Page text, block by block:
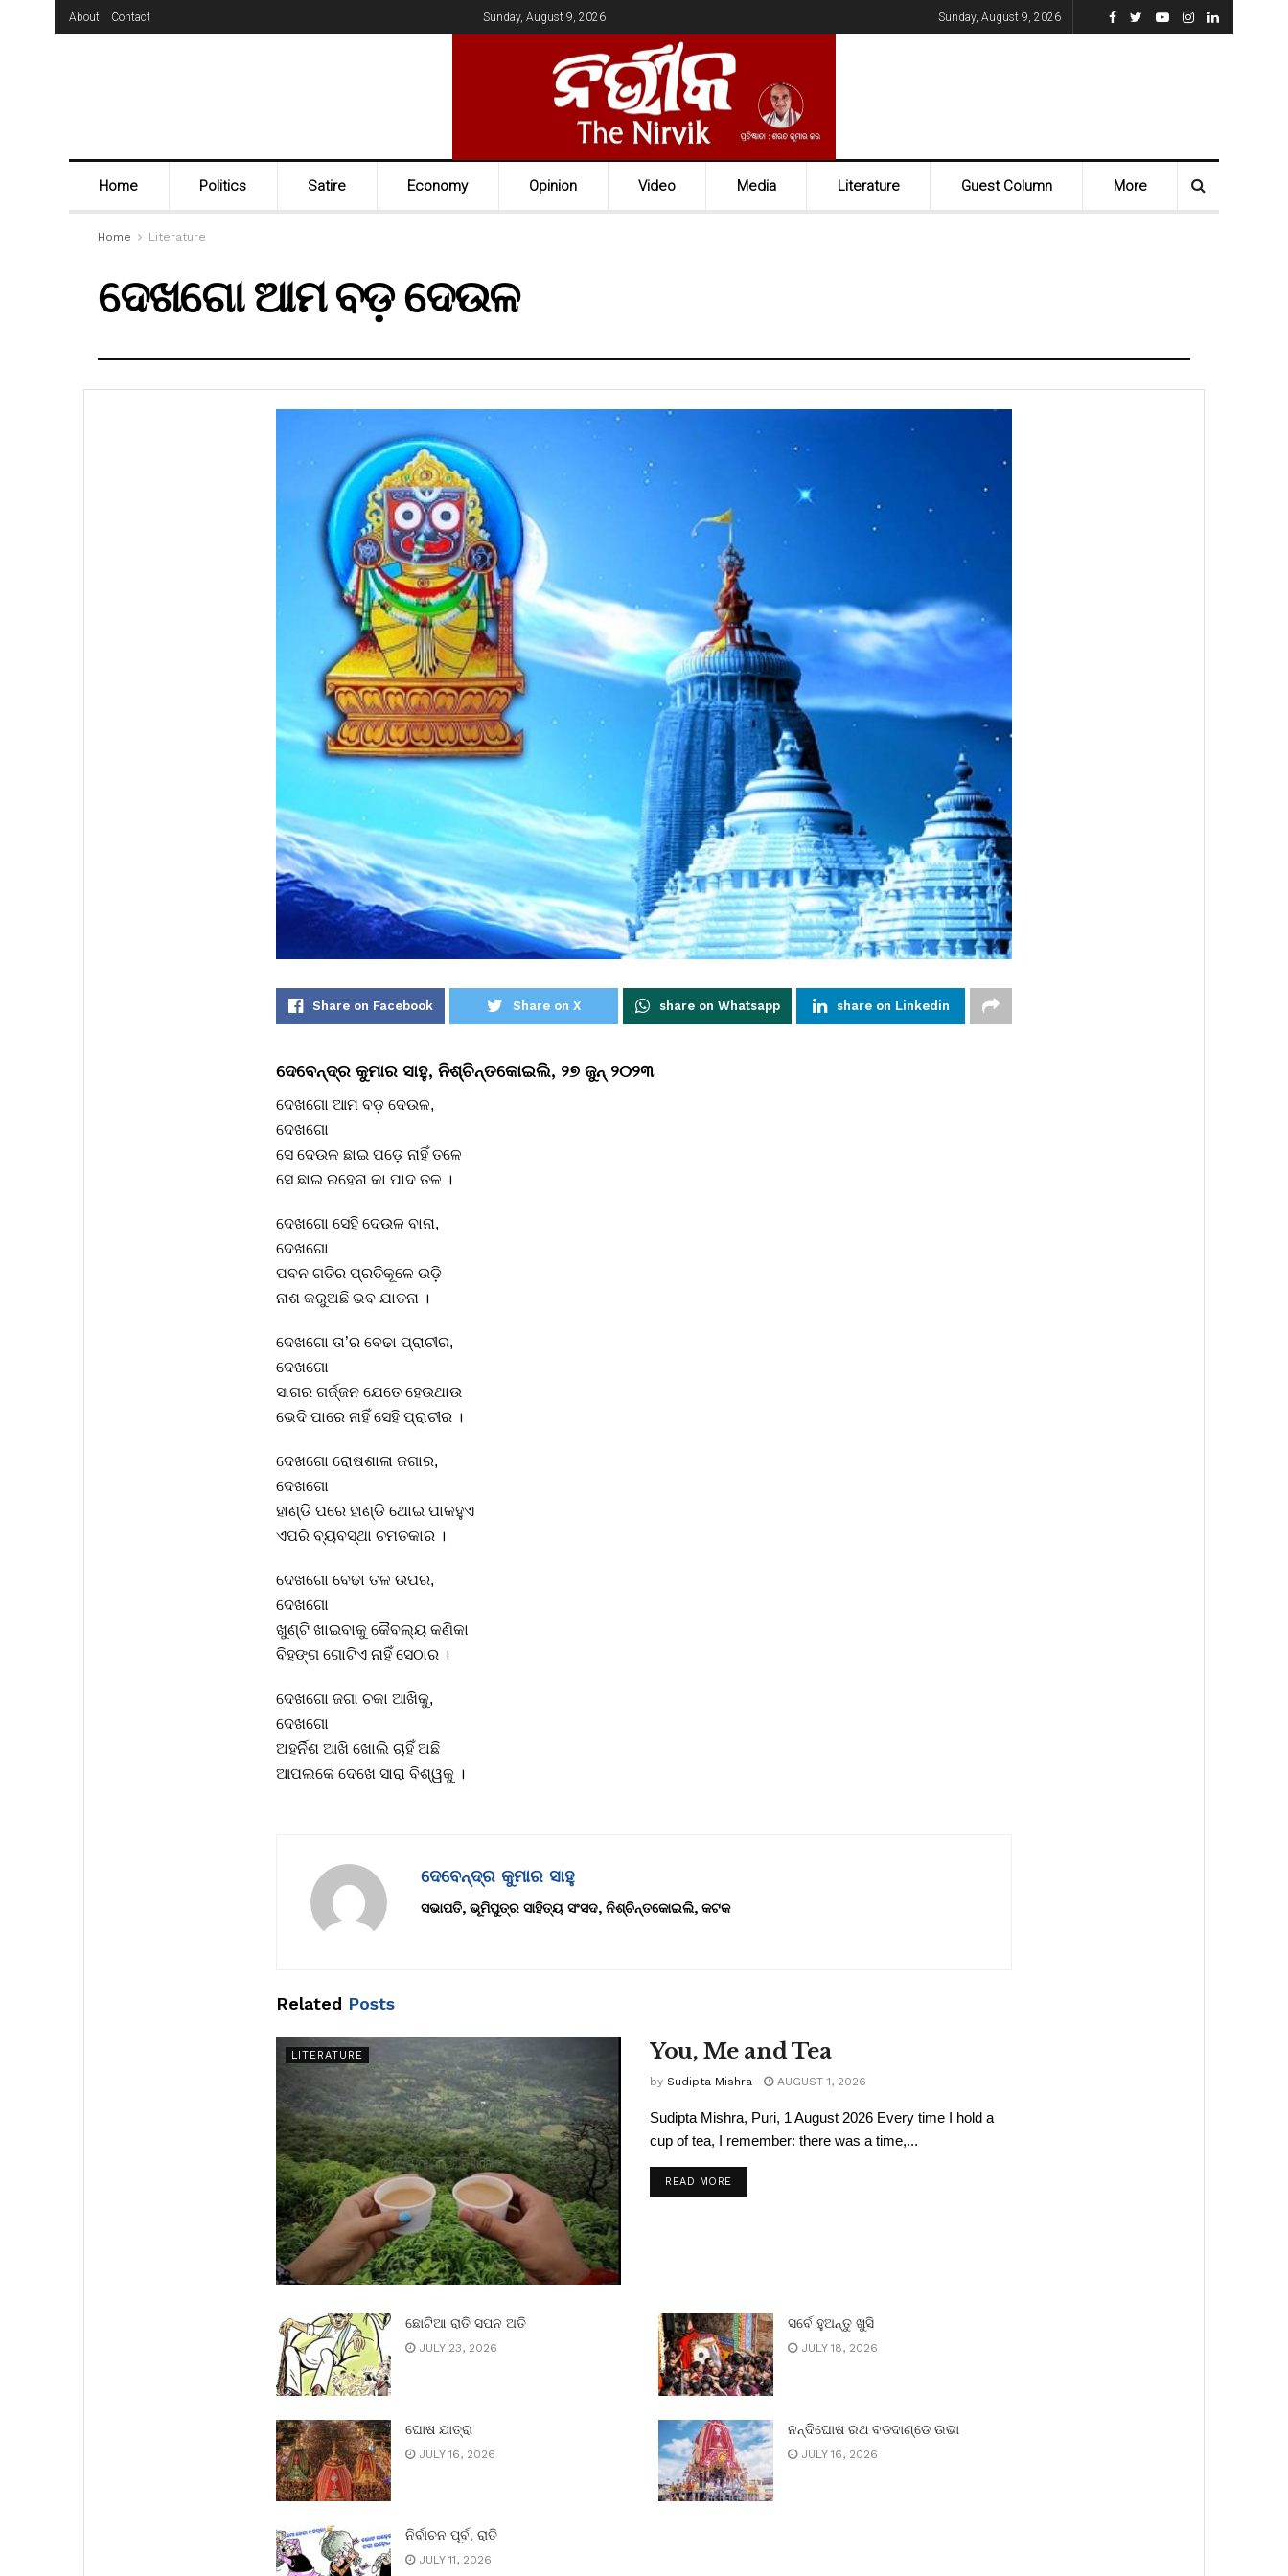
About Contact Sunday, August 9, 2026 Sunday, August 9, 2026
Home Politics Satire Economy Opinion Video Media Literature Guest Column More
Home Literature
ଦେଖଗୋ ଆମ ବଡ଼ ଦେଉଳ
Share on Facebook Share on X share on Whatsapp share on Linkedin
ଦେବେନ୍ଦ୍ର କୁମାର ସାହୁ, ନିଶ୍ଚିନ୍ତକୋଇଲି, ୨୭ ଜୁନ୍ ୨୦୨୩
ଦେଖଗୋ ଆମ ବଡ଼ ଦେଉଳ,
ଦେଖଗୋ
ସେ ଦେଉଳ ଛାଇ ପଡ଼େ ନାହିଁ ତଳେ
ସେ ଛାଇ ରହେନା କା ପାଦ ତଳ ।
ଦେଖଗୋ ସେହି ଦେଉଳ ବାନା,
ଦେଖଗୋ
ପବନ ଗତିର ପ୍ରତିକୂଳେ ଉଡ଼ି
ନାଶ କରୁଅଛି ଭବ ଯାତନା ।
ଦେଖଗୋ ତା’ର ବେଢା ପ୍ରାଚୀର,
ଦେଖଗୋ
ସାଗର ଗର୍ଜ୍ଜନ ଯେତେ ହେଉଥାଉ
ଭେଦି ପାରେ ନାହିଁ ସେହି ପ୍ରାଚୀର ।
ଦେଖଗୋ ରୋଷଶାଳା ଜଗାର,
ଦେଖଗୋ
ହାଣ୍ଡି ପରେ ହାଣ୍ଡି ଥୋଇ ପାକହୁଏ
ଏପରି ବ୍ୟବସ୍ଥା ଚମତକାର ।
ଦେଖଗୋ ବେଢା ତଳ ଉପର,
ଦେଖଗୋ
ଖୁଣ୍ଟି ଖାଇବାକୁ କୈବଲ୍ୟ କଣିକା
ବିହଙ୍ଗ ଗୋଟିଏ ନାହିଁ ସେଠାର ।
ଦେଖଗୋ ଜଗା ଚକା ଆଖିକୁ,
ଦେଖଗୋ
ଅହର୍ନିଶ ଆଖି ଖୋଲି ଚାହିଁ ଅଛି
ଆପଲକେ ଦେଖେ ସାରା ବିଶ୍ୱକୁ ।
ଦେବେନ୍ଦ୍ର କୁମାର ସାହୁ
ସଭାପତି, ଭୂମିପୁତ୍ର ସାହିତ୍ୟ ସଂସଦ, ନିଶ୍ଚିନ୍ତକୋଇଲି, କଟକ
Related Posts
LITERATURE You, Me and Tea
by Sudipta Mishra AUGUST 1, 2026
Sudipta Mishra, Puri, 1 August 2026 Every time I hold a
cup of tea, I remember: there was a time,...
READ MORE
ଛୋଟିଆ ରାତି ସପନ ଅତି
JULY 23, 2026
ସର୍ବେ ହୁଅନ୍ତୁ ଖୁସି
JULY 18, 2026
ଘୋଷ ଯାତ୍ରା
JULY 16, 2026
ନନ୍ଦିଘୋଷ ରଥ ବଡଦାଣ୍ଡେ ଉଭା
JULY 16, 2026
ନିର୍ବାଚନ ପୂର୍ବ, ରାତି
JULY 11, 2026